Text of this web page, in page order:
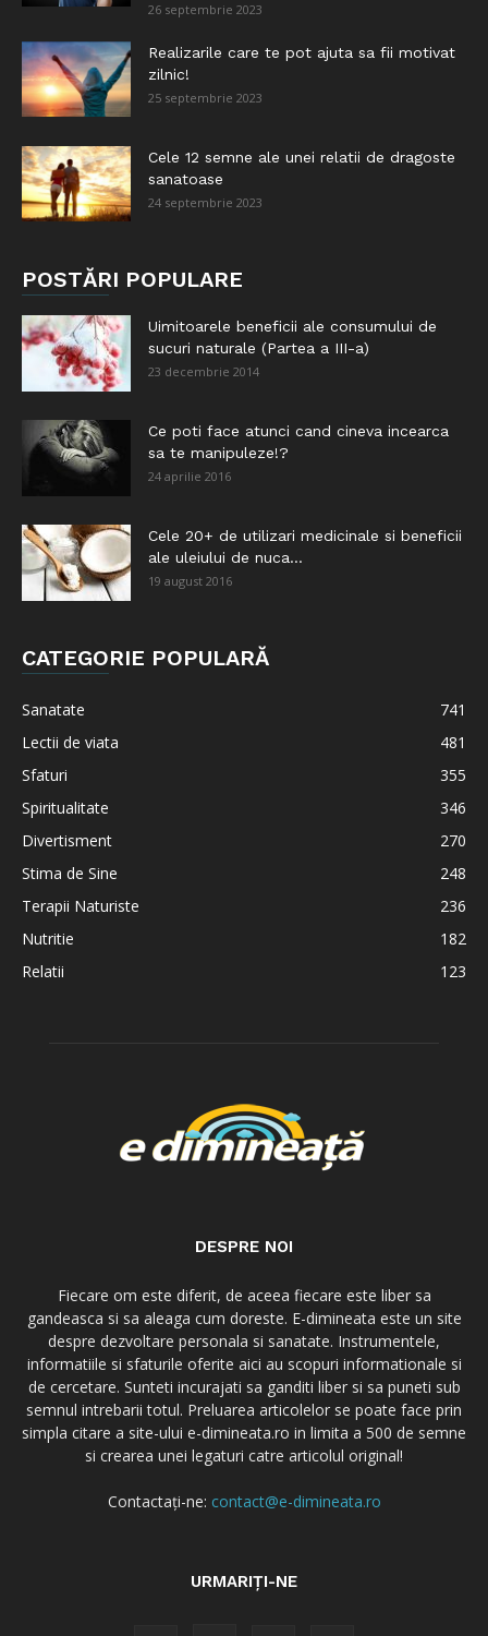
26 septembrie 2023
Realizarile care te pot ajuta sa fii motivat
zilnic!
25 septembrie 2023
Cele 12 semne ale unei relatii de dragoste
sanatoase
24 septembrie 2023
POSTĂRI POPULARE
Uimitoarele beneficii ale consumului de
sucuri naturale (Partea a III-a)
23 decembrie 2014
Ce poti face atunci cand cineva incearca
sa te manipuleze!?
24 aprilie 2016
Cele 20+ de utilizari medicinale si beneficii
ale uleiului de nuca...
19 august 2016
CATEGORIE POPULARĂ
Sanatate
741
Lectii de viata
481
Sfaturi
355
Spiritualitate
346
Divertisment
270
Stima de Sine
248
Terapii Naturiste
236
Nutritie
182
Relatii
123
DESPRE NOI
Fiecare om este diferit, de aceea fiecare este liber sa
gandeasca si sa aleaga cum doreste. E-dimineata este un site
despre dezvoltare personala si sanatate. Instrumentele,
informatiile si sfaturile oferite aici au scopuri informationale si
de cercetare. Sunteti incurajati sa ganditi liber si sa puneti sub
semnul intrebarii totul. Preluarea articolelor se poate face prin
simpla citare a site-ului e-dimineata.ro in limita a 500 de semne
si crearea unei legaturi catre articolul original!
Contactați-ne: contact@e-dimineata.ro
URMARIȚI-NE